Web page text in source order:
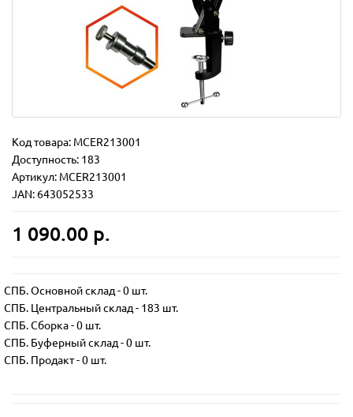
Код товара: MCER213001
Доступность: 183
Артикул: MCER213001
JAN: 643052533
1 090.00 р.
СПБ. Основной склад-0 шт.
СПБ. Центральный склад- 183 шт.
СПБ. Сборка-0 шт.
СПБ. Буферный склад-0 шт.
СПБ. Продакт-0 шт.